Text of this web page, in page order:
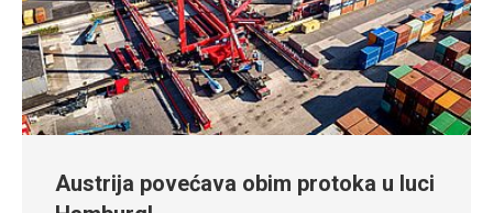
Austrija povećava obim protoka u luci